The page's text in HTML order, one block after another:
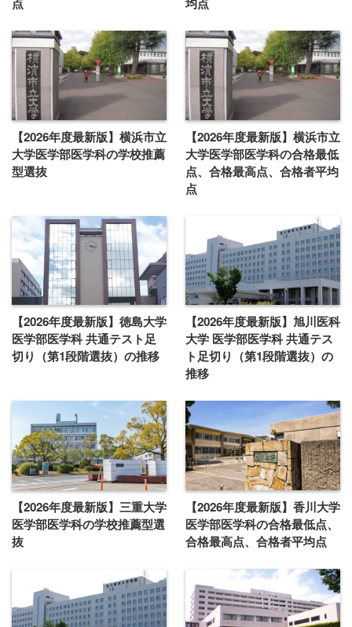
【2026年度最新版】横浜市立
大学医学部医学科の学校推薦
型選抜
【2026年度最新版】横浜市立
大学医学部医学科の合格最低
点、合格最高点、合格者平均
点
【2026年度最新版】徳島大学
医学部医学科 共通テスト足
切り（第1段階選抜）の推移
【2026年度最新版】旭川医科
大学 医学部医学科 共通テス
ト足切り（第1段階選抜）の
推移
【2026年度最新版】三重大学
医学部医学科の学校推薦型選
抜
【2026年度最新版】香川大学
医学部医学科の合格最低点、
合格最高点、合格者平均点